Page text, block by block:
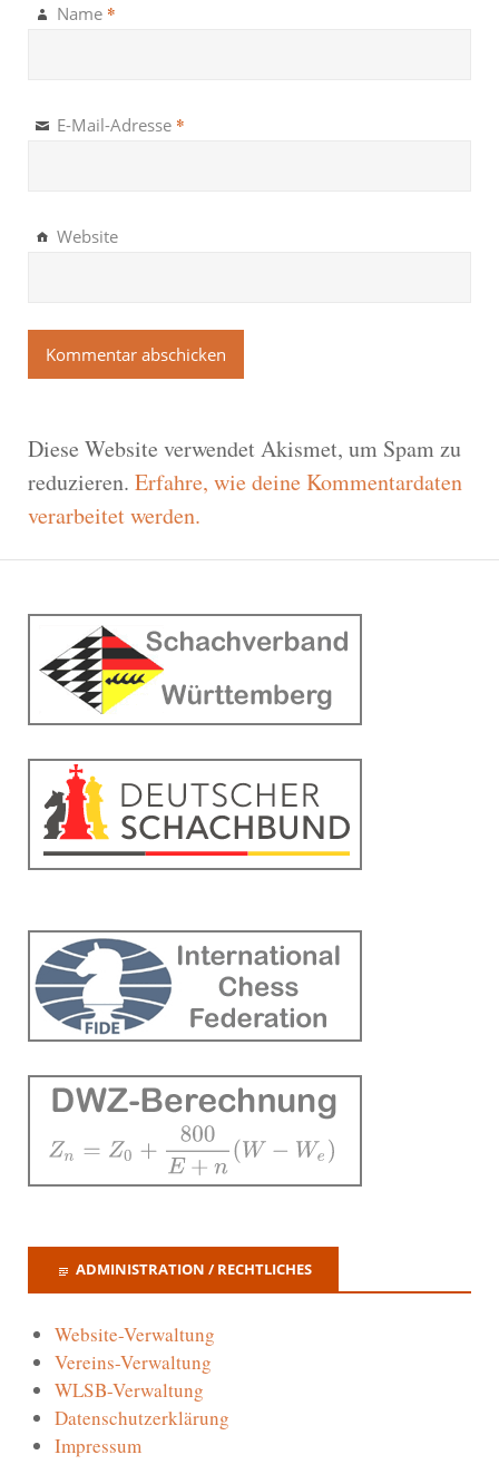
Name *
E-Mail-Adresse *
Website
Diese Website verwendet Akismet, um Spam zu
reduzieren. Erfahre, wie deine Kommentardaten
verarbeitet werden.
ADMINISTRATION / RECHTLICHES
Website-Verwaltung
Vereins-Verwaltung
WLSB-Verwaltung
Datenschutzerklärung
Impressum